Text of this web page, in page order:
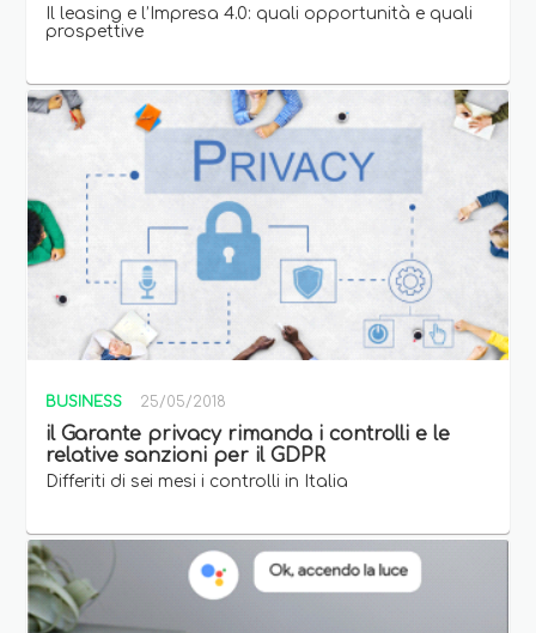
Il leasing e l’Impresa 4.0: quali opportunità e quali
prospettive
BUSINESS 25/05/2018
il Garante privacy rimanda i controlli e le
relative sanzioni per il GDPR
Differiti di sei mesi i controlli in Italia